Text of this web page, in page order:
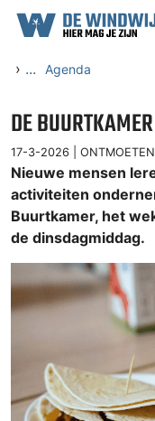
Ga naar content
› ... Agenda
DE BUURTKAMER
17-3-2026 |
Nieuwe mensen
activiteiten
Buurtkamer, het
de dinsdagmiddag.